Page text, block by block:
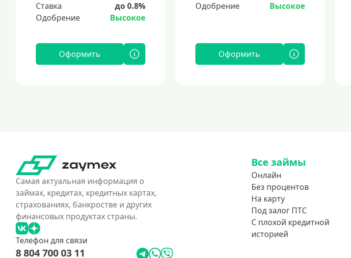
Ставка
до 0.8%
Одобрение
Высокое
Оформить
Одобрение
Высокое
Оформить
Самая актуальная информация о
займах, кредитах, кредитных картах,
страхованиях, банкростве и других
финансовых продуктах страны.
Телефон для связи
8 804 700 03 11
Все займы
Онлайн
Без процентов
На карту
Под залог ПТС
С плохой кредитной
историей